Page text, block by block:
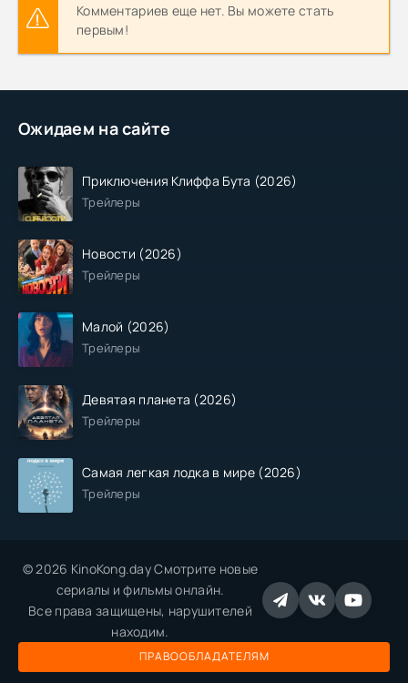
Ожидаем на сайте
Приключения Клиффа Бута (2026)
Трейлеры
Новости (2026)
Трейлеры
Малой (2026)
Трейлеры
Девятая планета (2026)
Трейлеры
Самая легкая лодка в мире (2026)
Трейлеры
Комментариев еще нет. Вы можете стать
первым!
© 2026 KinoKong.day Смотрите новые
сериалы и фильмы онлайн.
Все права защищены, нарушителей
находим.
ПРАВООБЛАДАТЕЛЯМ